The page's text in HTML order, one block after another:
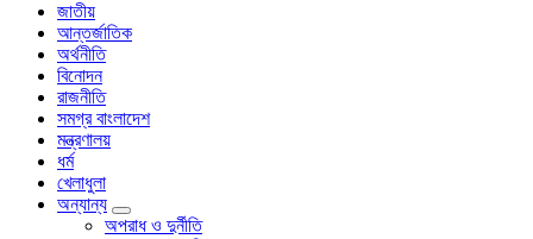
জাতীয়
আন্তর্জাতিক
অর্থনীতি
বিনোদন
রাজনীতি
সমগ্র বাংলাদেশ
মন্ত্রণালয়
ধর্ম
খেলাধুলা
অন্যান্য
অপরাধ ও দুর্নীতি